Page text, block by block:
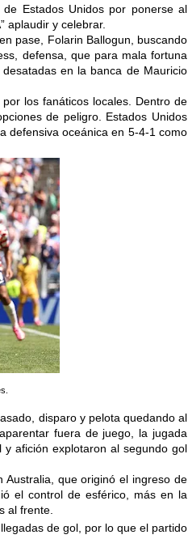
Estados Unidos por ponerse al
aplaudir y celebrar.
pase, Folarin Ballogun, buscando
defensa, que para mala fortuna
en la banca de Mauricio
los fanáticos locales. Dentro de
de peligro. Estados Unidos
defensiva oceánica en 5-4-1 como
disparo y pelota quedando al
fuera de juego, la jugada
afición explotaron al segundo gol
que originó el ingreso de
el control de esférico, más en la
al frente.
de gol, por lo que el partido